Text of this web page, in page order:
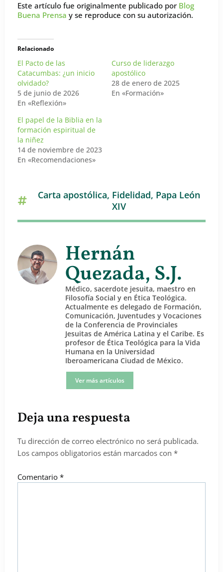
Este artículo fue originalmente publicado por Blog
Buena Prensa y se reproduce con su autorización.
Relacionado
El Pacto de las
Catacumbas: ¿un inicio
olvidado?
5 de junio de 2026
En «Reflexión»
Curso de liderazgo
apostólico
28 de enero de 2025
En «Formación»
El papel de la Biblia en la
formación espiritual de
la niñez
14 de noviembre de 2023
En «Recomendaciones»
Carta apostólica, Fidelidad, Papa León
XIV
Hernán
Quezada, S.J.
Médico, sacerdote jesuita, maestro en
Filosofía Social y en Ética Teológica.
Actualmente es delegado de Formación,
Comunicación, Juventudes y Vocaciones
de la Conferencia de Provinciales
Jesuitas de América Latina y el Caribe. Es
profesor de Ética Teológica para la Vida
Humana en la Universidad
Iberoamericana Ciudad de México.
Ver más artículos
Deja una respuesta
Tu dirección de correo electrónico no será publicada.
Los campos obligatorios están marcados con *
Comentario *